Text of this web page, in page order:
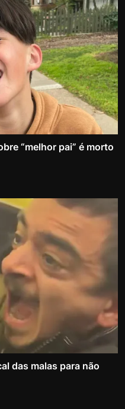
“melhor pai” é morto
das malas para não